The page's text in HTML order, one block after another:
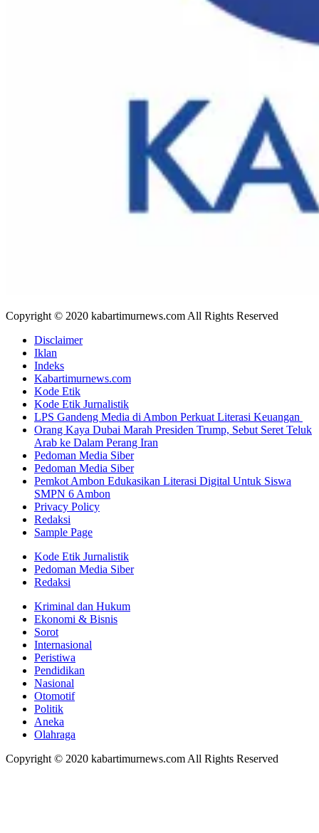
Copyright © 2020 kabartimurnews.com All Rights Reserved
Disclaimer
Iklan
Indeks
Kabartimurnews.com
Kode Etik
Kode Etik Jurnalistik
LPS Gandeng Media di Ambon Perkuat Literasi Keuangan
Orang Kaya Dubai Marah Presiden Trump, Sebut Seret Teluk
Arab ke Dalam Perang Iran
Pedoman Media Siber
Pedoman Media Siber
Pemkot Ambon Edukasikan Literasi Digital Untuk Siswa
SMPN 6 Ambon
Privacy Policy
Redaksi
Sample Page
Kode Etik Jurnalistik
Pedoman Media Siber
Redaksi
Kriminal dan Hukum
Ekonomi & Bisnis
Sorot
Internasional
Peristiwa
Pendidikan
Nasional
Otomotif
Politik
Aneka
Olahraga
Copyright © 2020 kabartimurnews.com All Rights Reserved